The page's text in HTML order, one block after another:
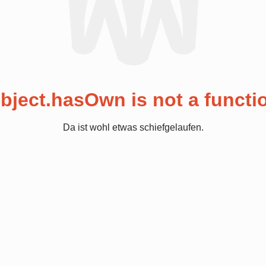
is not a
Da ist wohl etwas schiefgelaufen.